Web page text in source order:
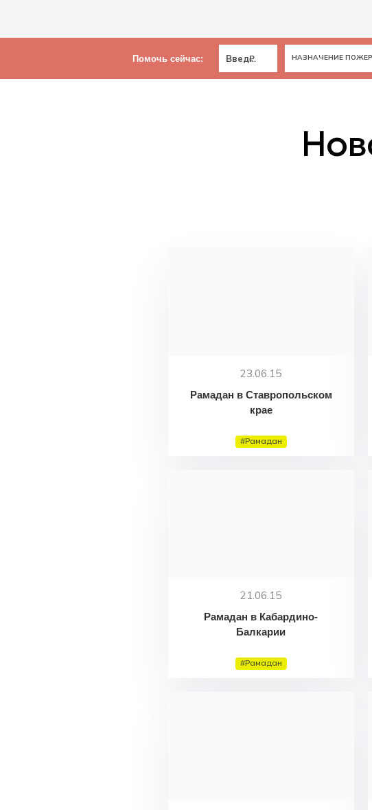
23.06.15
Рамадан в Ставропольском
крае
#Рамадан
21.06.15
Рамадан в Кабардино-
Балкарии
#Рамадан
Помочь сейчас: ₽